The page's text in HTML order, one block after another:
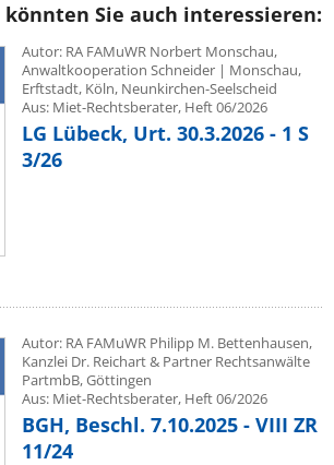
könnten Sie auch interessieren:
Autor: RA FAMuWR Norbert Monschau,
Anwaltkooperation Schneider | Monschau,
Erftstadt, Köln, Neunkirchen-Seelscheid
Aus: Miet-Rechtsberater, Heft 06/2026
LG Lübeck, Urt. 30.3.2026 - 1 S
3/26
Autor: RA FAMuWR Philipp M. Bettenhausen,
Kanzlei Dr. Reichart & Partner Rechtsanwälte
PartmbB, Göttingen
Aus: Miet-Rechtsberater, Heft 06/2026
BGH, Beschl. 7.10.2025 - VIII ZR
11/24